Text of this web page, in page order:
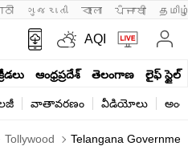
ગુજરાતી বাংলা ਪੰਜਾਬੀ
AQI
ఆంధ్రప్రదేశ్ తెలంగాణ లైఫ్ స్టైల్
వాతావరణం వీడియోలు
Tollywood Telangana